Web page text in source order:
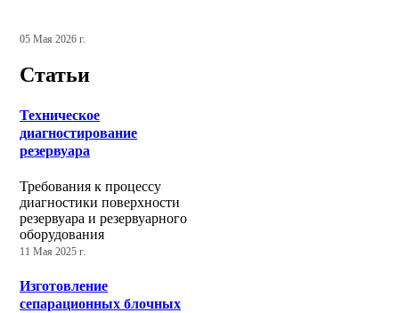
05 Мая 2026 г.
Статьи
Техническое
диагностирование
резервуара
Требования к процессу
диагностики поверхности
резервуара и резервуарного
оборудования
11 Мая 2025 г.
Изготовление
сепарационных блочных